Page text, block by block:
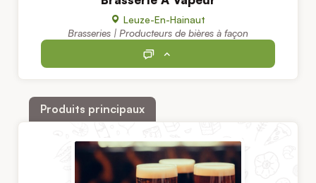
Leuze-En-Hainaut
Brasseries | Producteurs de bières à façon
Produits principaux